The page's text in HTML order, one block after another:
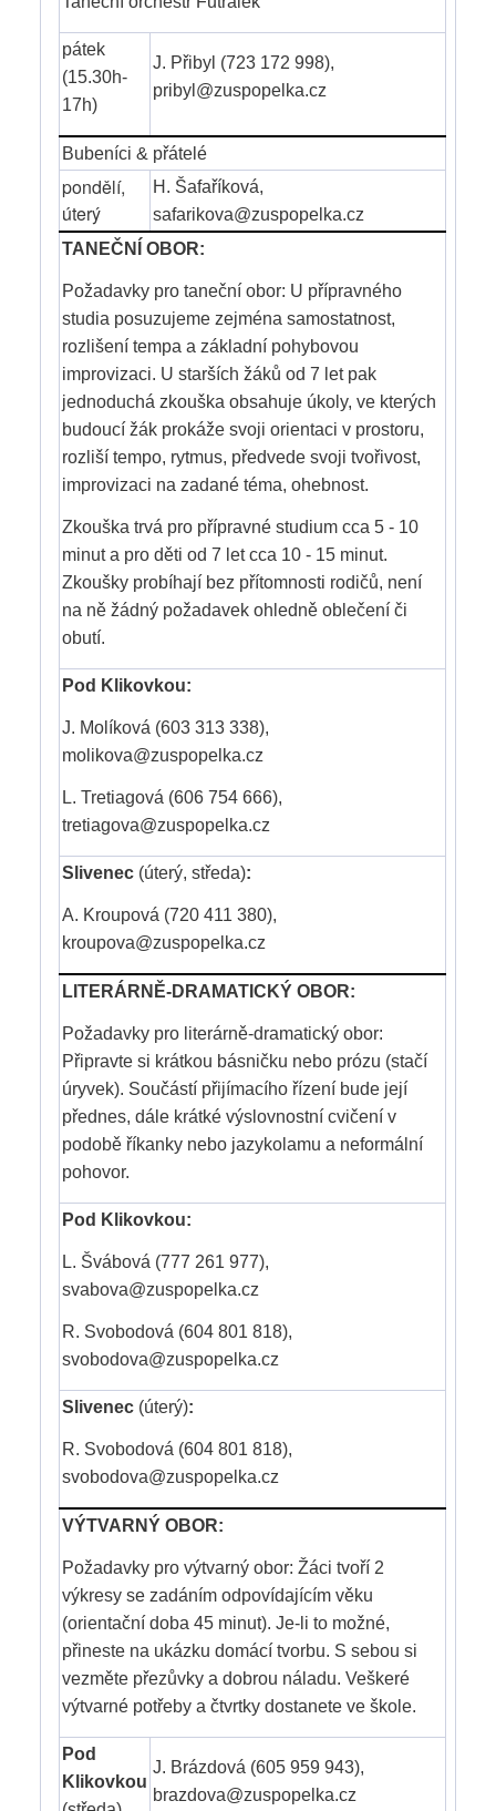
pátek
(15.30h-
17h)
J. Přibyl (723 172 998),
pribyl@zuspopelka.cz
Bubeníci & přátelé
pondělí,
úterý
H. Šafaříková,
safarikova@zuspopelka.cz
TANEČNÍ OBOR:
Požadavky pro taneční obor: U přípravného
studia posuzujeme zejména samostatnost,
rozlišení tempa a základní pohybovou
improvizaci. U starších žáků od 7 let pak
jednoduchá zkouška obsahuje úkoly, ve kterých
budoucí žák prokáže svoji orientaci v prostoru,
rozliší tempo, rytmus, předvede svoji tvořivost,
improvizaci na zadané téma, ohebnost.
Zkouška trvá pro přípravné studium cca 5 - 10
minut a pro děti od 7 let cca 10 - 15 minut.
Zkoušky probíhají bez přítomnosti rodičů, není
na ně žádný požadavek ohledně oblečení či
obutí.
Pod Klikovkou:
J. Molíková (603 313 338),
molikova@zuspopelka.cz
L. Tretiagová (606 754 666),
tretiagova@zuspopelka.cz
Slivenec (úterý, středa):
A. Kroupová (720 411 380),
kroupova@zuspopelka.cz
LITERÁRNĚ-DRAMATICKÝ OBOR:
Požadavky pro literárně-dramatický obor:
Připravte si krátkou básničku nebo prózu (stačí
úryvek). Součástí přijímacího řízení bude její
přednes, dále krátké výslovnostní cvičení v
podobě říkanky nebo jazykolamu a neformální
pohovor.
Pod Klikovkou:
L. Švábová (777 261 977),
svabova@zuspopelka.cz
R. Svobodová (604 801 818),
svobodova@zuspopelka.cz
Slivenec (úterý):
R. Svobodová (604 801 818),
svobodova@zuspopelka.cz
VÝTVARNÝ OBOR:
Požadavky pro výtvarný obor: Žáci tvoří 2
výkresy se zadáním odpovídajícím věku
(orientační doba 45 minut). Je-li to možné,
přineste na ukázku domácí tvorbu. S sebou si
vezměte přezůvky a dobrou náladu. Veškeré
výtvarné potřeby a čtvrtky dostanete ve škole.
Pod
Klikovkou
J. Brázdová (605 959 943),
brazdova@zuspopelka.cz